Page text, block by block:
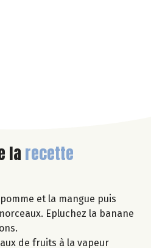
larecette
et la mangue puis
Epluchez la banane
de fruits à la vapeur